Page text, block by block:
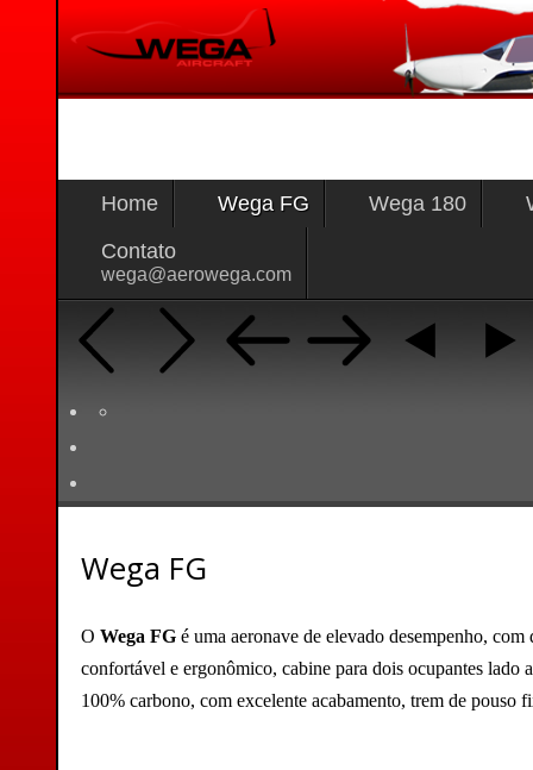
Home Wega FG Wega 180
Contato
wega@aerowega.com
Wega FG
OWega FG é uma aeronave de elevado desempenho,
confortável e ergonômico, cabine para dois ocupantes lado
100% carbono, com excelente acabamento, trem de